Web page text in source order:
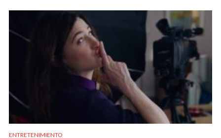
ENTRETENIMIENTO